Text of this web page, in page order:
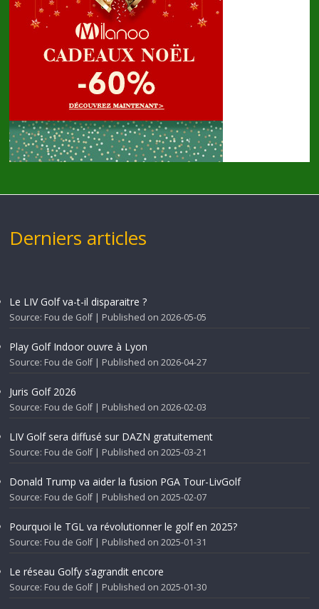
Derniers articles
Le LIV Golf va-t-il disparaitre ?
Source: Fou de Golf Published on 2026-05-05
Play Golf Indoor ouvre à Lyon
Source: Fou de Golf Published on 2026-04-27
Juris Golf 2026
Source: Fou de Golf Published on 2026-02-03
LIV Golf sera diffusé sur DAZN gratuitement
Source: Fou de Golf Published on 2025-03-21
Donald Trump va aider la fusion PGA Tour-LivGolf
Source: Fou de Golf Published on 2025-02-07
Pourquoi le TGL va révolutionner le golf en 2025?
Source: Fou de Golf Published on 2025-01-31
Le réseau Golfy s’agrandit encore
Source: Fou de Golf Published on 2025-01-30